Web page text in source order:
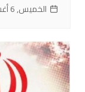
الخميس, 6 أغسطس 2026, 18:29